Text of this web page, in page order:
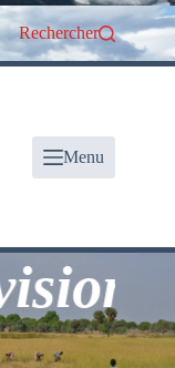
Rechercher
Menu